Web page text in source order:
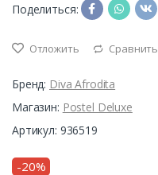
Поделиться:
Отложить Сравнить
Бренд: Diva Afrodita
Магазин: Postel Deluxe
Артикул: 936519
-20%